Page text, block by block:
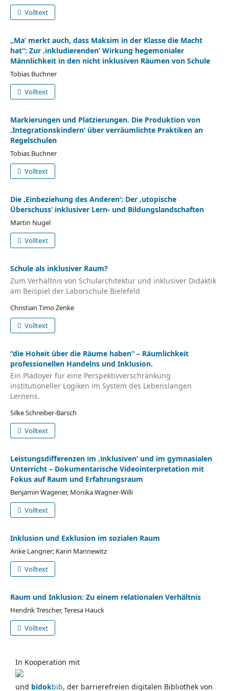
Volltext
„Ma’ merkt auch, dass Maksim in der Klasse die Macht
hat“: Zur ‚inkludierenden’ Wirkung hegemonialer
Männlichkeit in den nicht inklusiven Räumen von Schule
Tobias Buchner
Volltext
Markierungen und Platzierungen. Die Produktion von
‚Integrationskindern’ über verräumlichte Praktiken an
Regelschulen
Tobias Buchner
Volltext
Die ‚Einbeziehung des Anderen‘: Der ‚utopische
Überschuss‘ inklusiver Lern- und Bildungslandschaften
Martin Nugel
Volltext
Schule als inklusiver Raum?
Zum Verhältnis von Schularchitektur und inklusiver Didaktik
am Beispiel der Laborschule Bielefeld
Christian Timo Zenke
Volltext
“die Hoheit über die Räume haben“ – Räumlichkeit
professionellen Handelns und Inklusion.
Ein Plädoyer für eine Perspektivverschränkung
institutioneller Logiken im System des Lebenslangen
Lernens.
Silke Schreiber-Barsch
Volltext
Leistungsdifferenzen im ‚inklusiven’ und im gymnasialen
Unterricht – Dokumentarische Videointerpretation mit
Fokus auf Raum und Erfahrungsraum
Benjamin Wagener, Monika Wagner-Willi
Volltext
Inklusion und Exklusion im sozialen Raum
Anke Langner; Karin Mannewitz
Volltext
Raum und Inklusion: Zu einem relationalen Verhältnis
Hendrik Trescher, Teresa Hauck
Volltext
In Kooperation mit
und bidokbib, der barrierefreien digitalen Bibliothek von